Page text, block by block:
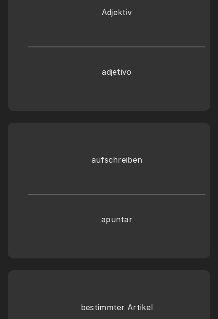
Adjektiv
adjetivo
aufschreiben
apuntar
bestimmter Artikel